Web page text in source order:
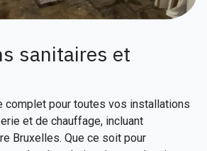
sanitaires et
complet pour toutes vos installations
et de chauffage, incluant
Bruxelles. Que ce soit pour